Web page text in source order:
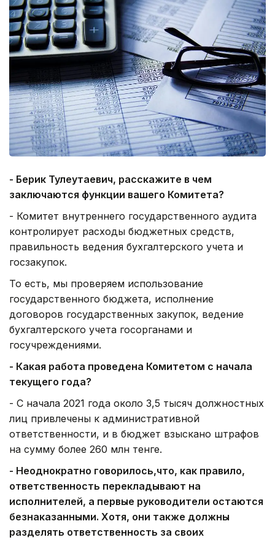
- Берик Тулеутаевич, расскажите в чем
заключаются функции вашего Комитета?
- Комитет внутреннего государственного аудита
контролирует расходы бюджетных средств,
правильность ведения бухгалтерского учета и
госзакупок.
То есть, мы проверяем использование
государственного бюджета, исполнение
договоров государственных закупок, ведение
бухгалтерского учета госорганами и
госучреждениями.
- Какая работа проведена Комитетом с начала
текущего года?
- С начала 2021 года около 3,5 тысяч должностных
лиц привлечены к административной
ответственности, и в бюджет взыскано штрафов
на сумму более 260 млн тенге.
- Неоднократно говорилось,что, как правило,
ответственность перекладывают на
исполнителей, а первые руководители остаются
безнаказанными. Хотя, они также должны
разделять ответственность за своих